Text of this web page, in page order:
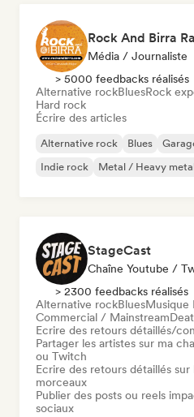
Rock And Birra
Média / Journaliste
> 5000 feedbacks réalisés
Alternative rockBluesRock
Hard rock
Écrire des articles
Alternative rock Blues
Indie rock
Metal / Heavy
StageCast
> 2300 feedbacks réalisés
Alternative rockBluesMusique
Commercial / Mainstream
Ecrire des retours détaillés/
Partager les artistes sur ma
ou Twitch
Ecrire des retours détaillés
morceaux
Publier des posts ou reels
sociaux